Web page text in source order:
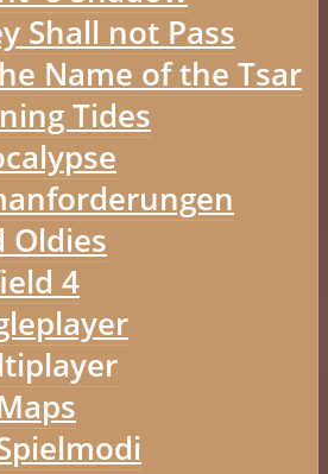
Shall not Pass
Name of the Tsar
Tides
Oldies
4